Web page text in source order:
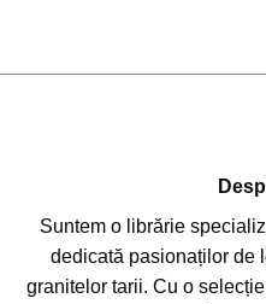
Suntem o librărie
dedicată pasionaților de
granitelor tarii. Cu o